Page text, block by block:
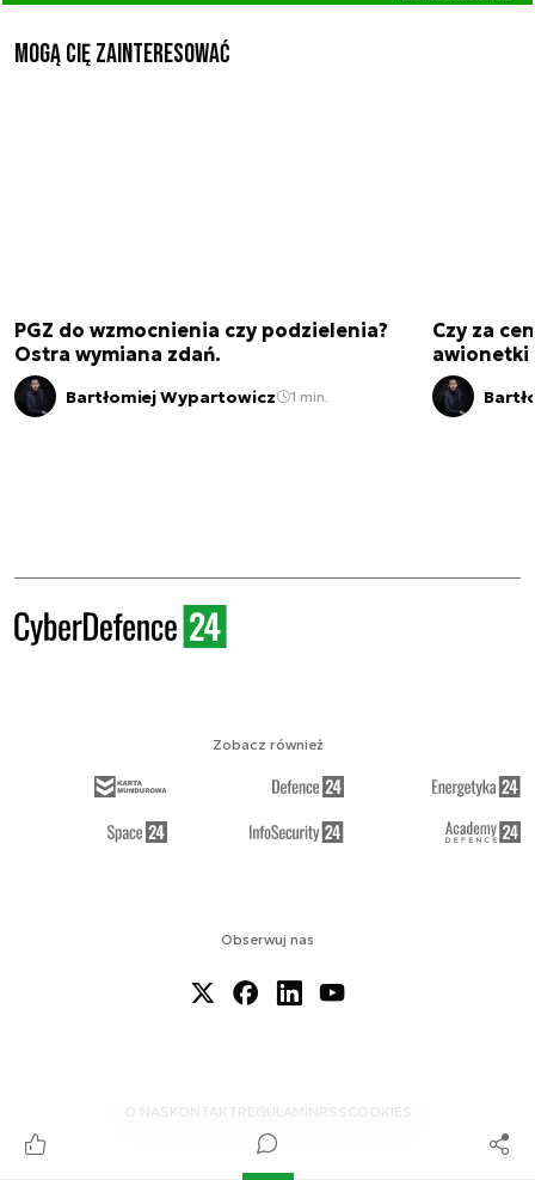
Mogą Cię zainteresować
PGZ do wzmocnienia czy podzielenia?
Ostra wymiana zdań.
Bartłomiej Wypartowicz 1 min.
Czy za
awionetki
Obserwuj nas
O NAS KONTAKTREGULAMINRSS COOKIES
Zobacz również